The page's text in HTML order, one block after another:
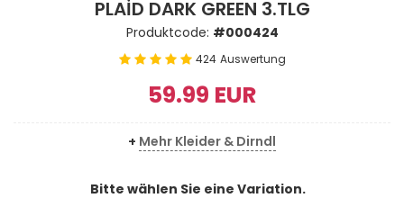
PLAİD DARK GREEN 3.TLG
Produktcode: #000424
424 Auswertung
59.99 EUR
+ Mehr Kleider & Dirndl
Bitte wählen Sie eine Variation.